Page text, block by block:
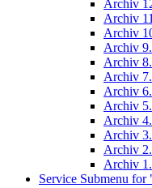
Archiv
Archiv
Archiv
Archiv
Archiv
Archiv
Archiv
Archiv
Archiv
Archiv
Archiv
Archiv
Service Submenu for